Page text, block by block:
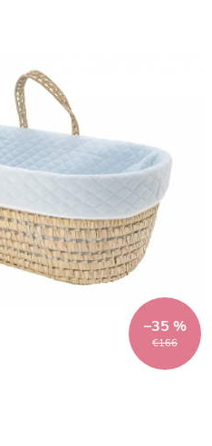
€166
–35 %